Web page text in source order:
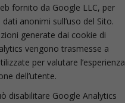
fornito da Google LLC, per
anonimi sull’uso del Sito.
generate dai cookie di
vengono trasmesse a
per valutare l’esperienza
dell’utente.
disabilitare Google Analytics